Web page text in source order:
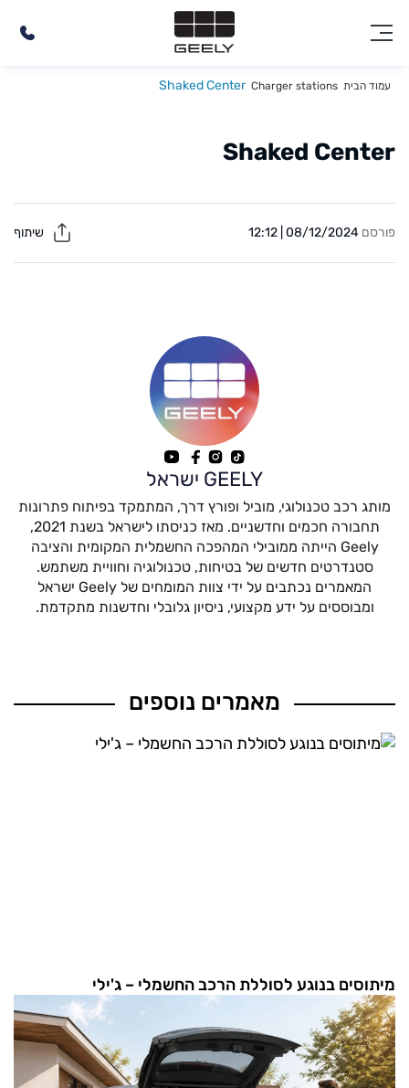
עמוד הבית Charger stations
Shaked Center
Shaked Center
פורסם 08/12/2024 | 12:12
GEELY ישראל
מותג רכב טכנולוגי, מוביל ופורץ דרך, המתמקד בפיתוח פתרונות
תחבורה חכמים וחדשניים. מאז כניסתו לישראל בשנת 2021,
Geely הייתה ממובילי המהפכה החשמלית המקומית והציבה
סטנדרטים חדשים של בטיחות, טכנולוגיה וחוויית משתמש.
המאמרים נכתבים על ידי צוות המומחים של Geely ישראל
ומבוססים על ידע מקצועי, ניסיון גלובלי וחדשנות מתקדמת.
מאמרים נוספים
מיתוסים בנוגע לסוללת הרכב החשמלי – ג'ילי